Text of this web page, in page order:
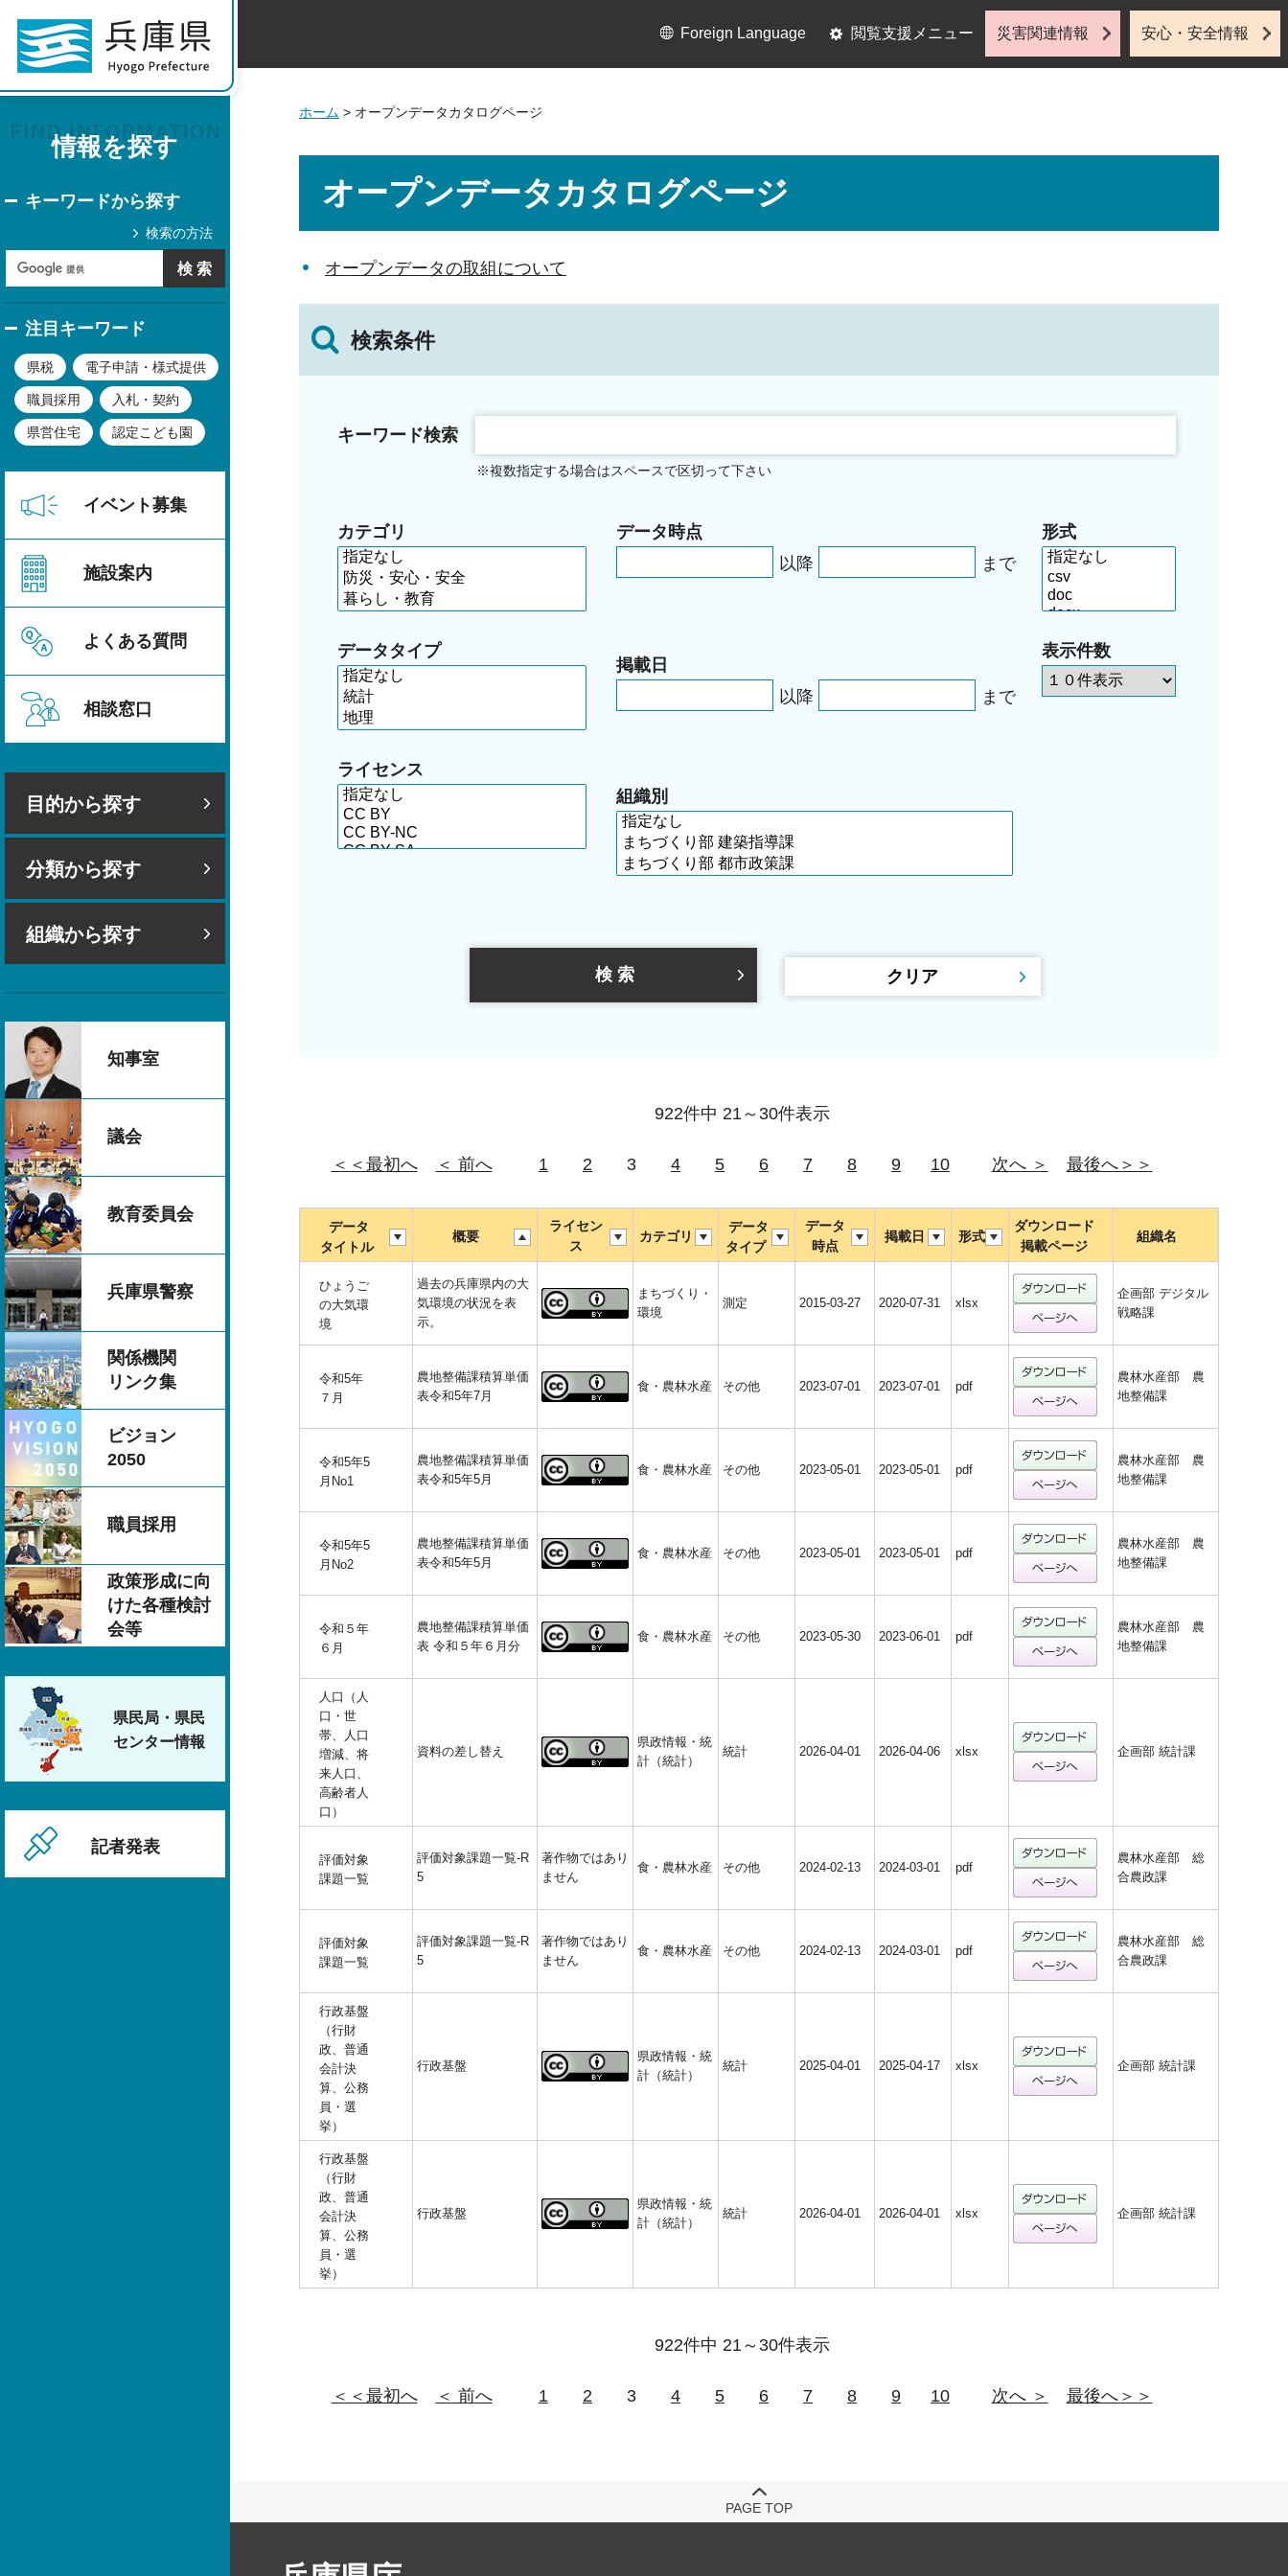
情報を探す
キーワードから探す
検索の方法
注目キーワード
県税 電子申請・様式提供
職員採用 入札・契約
県営住宅 認定こども園
イベント募集
施設案内
よくある質問
相談窓口
目的から探す
分類から探す
組織から探す
知事室
議会
教育委員会
兵庫県警察
関係機関
リンク集
ビジョン
2050
職員採用
政策形成に向
けた各種検討
会等
県民局・県民
センター情報
記者発表
Foreign Language 閲覧支援メニュー 災害関連情報 安心・安全情報
ホーム > オープンデータカタログページ
オープンデータカタログページ
オープンデータの取組について
検索条件
キーワード検索
※複数指定する場合はスペースで区切って下さい
カテゴリ
データタイプ
ライセンス
データ時点
以降
まで
掲載日
以降
まで
形式
表示件数
組織別
922件中 21～30件表示
＜＜最初へ ＜ 前へ 1 2 3 4 5 6 7 8 9 10 次へ ＞ 最後へ＞＞
データ
タイトル
概要
ライセン
ス
カテゴリ
データ
タイプ
データ
時点
掲載日 形式
ダウンロード
掲載ページ
組織名
ひょうご
の大気環
境
過去の兵庫県内の大
気環境の状況を表
示。
まちづくり・
環境
測定 2015-03-27 2020-07-31 xlsx
企画部 デジタル
戦略課
令和5年
７月
農地整備課積算単価
表令和5年7月
食・農林水産 その他 2023-07-01 2023-07-01 pdf
農林水産部 農
地整備課
令和5年5
月No1
農地整備課積算単価
表令和5年5月
食・農林水産 その他 2023-05-01 2023-05-01 pdf
農林水産部 農
地整備課
令和5年5
月No2
農地整備課積算単価
表令和5年5月
食・農林水産 その他 2023-05-01 2023-05-01 pdf
農林水産部 農
地整備課
令和５年
６月
農地整備課積算単価
表 令和５年６月分
食・農林水産 その他 2023-05-30 2023-06-01 pdf
農林水産部 農
地整備課
人口（人
口・世
帯、人口
増減、将
来人口、
高齢者人
口）
資料の差し替え
県政情報・統
計（統計）
統計 2026-04-01 2026-04-06 xlsx 企画部 統計課
評価対象
課題一覧
評価対象課題一覧-R
5
著作物ではあり
ません
食・農林水産 その他 2024-02-13 2024-03-01 pdf
農林水産部 総
合農政課
評価対象
課題一覧
評価対象課題一覧-R
5
著作物ではあり
ません
食・農林水産 その他 2024-02-13 2024-03-01 pdf
農林水産部 総
合農政課
行政基盤
（行財
政、普通
会計決
算、公務
員・選
挙）
行政基盤
県政情報・統
計（統計）
統計 2025-04-01 2025-04-17 xlsx 企画部 統計課
行政基盤
（行財
政、普通
会計決
算、公務
員・選
挙）
行政基盤
県政情報・統
計（統計）
統計 2026-04-01 2026-04-01 xlsx 企画部 統計課
922件中 21～30件表示
＜＜最初へ ＜ 前へ 1 2 3 4 5 6 7 8 9 10 次へ ＞ 最後へ＞＞
PAGE TOP